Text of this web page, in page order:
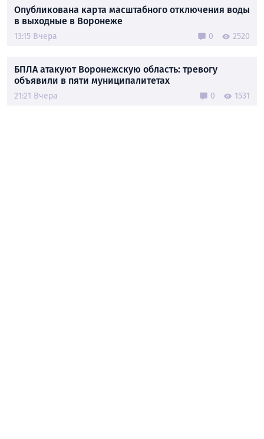
Опубликована карта масштабного отключения воды
в выходные в Воронеже
13:15 Вчера 0 2520
БПЛА атакуют Воронежскую область: тревогу
объявили в пяти муниципалитетах
21:21 Вчера 0 1531